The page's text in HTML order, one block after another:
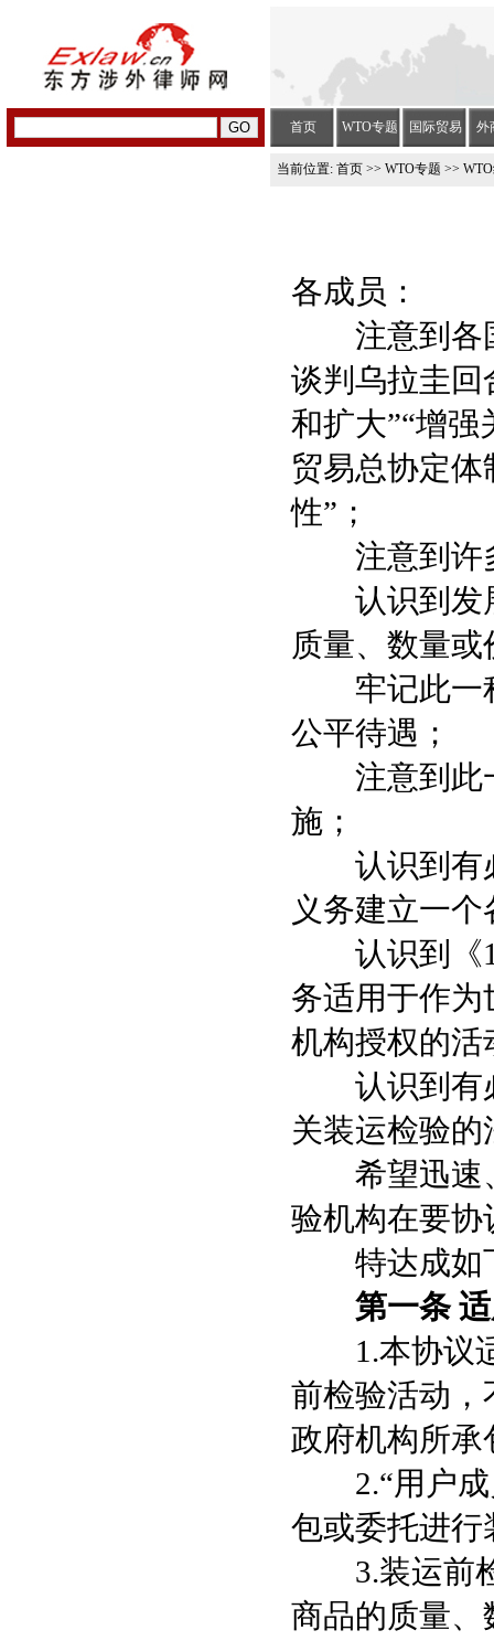
首页 WTO专题 国际贸易 外
当前位置: 首页 >> WTO专题 >>
各成员：
注意到各国
谈判乌拉圭回
和扩大”“增强
贸易总协定
性”；
注意到许多
认识到发展
质量、数量
牢记此一程
公平待遇；
注意到此一
施；
认识到有必
义务建立一
认识到《
务适用于作
机构授权的活
认识到有必
关装运检验
希望迅速、
验机构在要协
特达成如
第一条
1.本协议适
前检验活动，
政府机构所承
2.“用户成
包或委托进行
3.装运前检
商品的质量、